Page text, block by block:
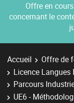
Offre en
concernant le
Accueil Offre de
Licence Langues
Parcours
UE6 -